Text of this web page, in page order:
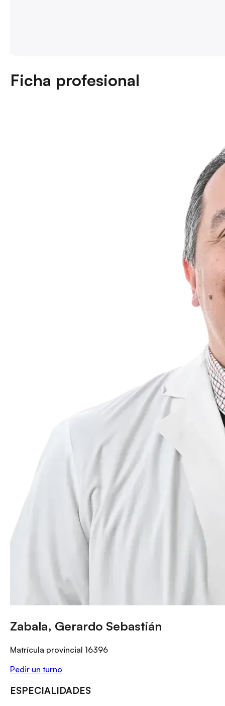
Ficha profesional
Zabala, Gerardo Sebastián
Matrícula provincial 16396
Pedir un turno
ESPECIALIDADES